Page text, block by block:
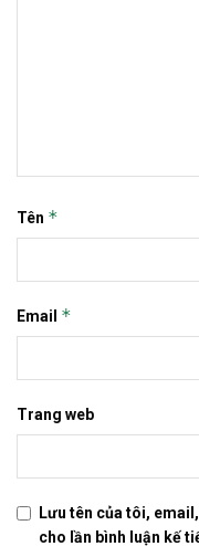
Tên *
Email *
Trang web
Lưu tên của tôi,
cho lần bình luận kế